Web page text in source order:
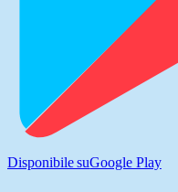
Disponibile suGoogle Play